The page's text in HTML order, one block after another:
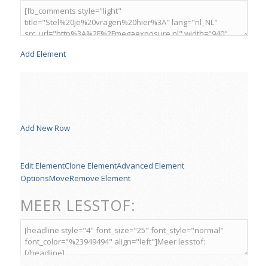
Add Element
Add New Row
Edit ElementClone ElementAdvanced Element
OptionsMoveRemove Element
MEER LESSTOF: